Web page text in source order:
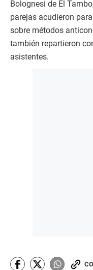
Bolognesi de El
parejas acudieron
sobre métodos
también repartieron
asistentes.